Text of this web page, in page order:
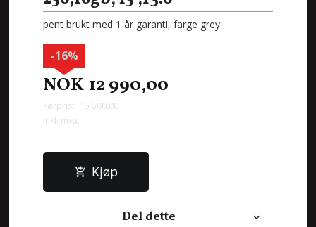
pent brukt med 1 år garanti, farge grey
NOK 12 990,00
Førpris: 15 500,00
Rabatt
-16%
inkl. mva.
Kjøp
Del dette